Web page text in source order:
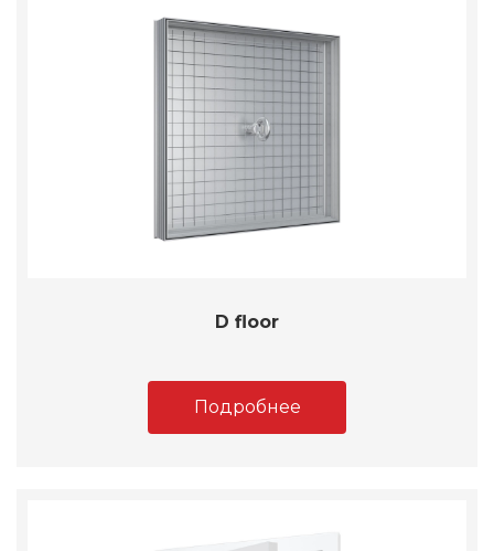
D floor
Подробнее